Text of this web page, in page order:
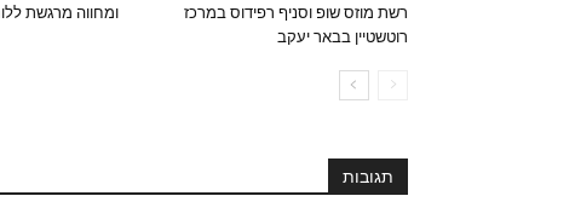
רשת מוזס שופ וסניף רפידוס במרכז
רוטשטיין בבאר יעקב
ומחווה מרגשת
תגובות